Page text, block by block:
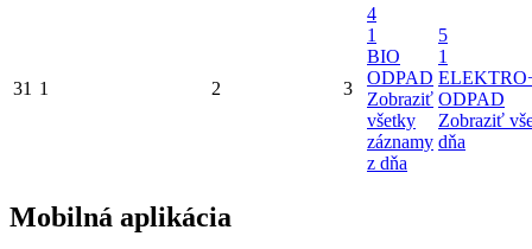
31 1 2 3
4
1
BIO
ODPAD
Zobraziť
všetky
záznamy
z dňa
5
1
ODPAD
Zobraziť
dňa
Mobilná aplikácia